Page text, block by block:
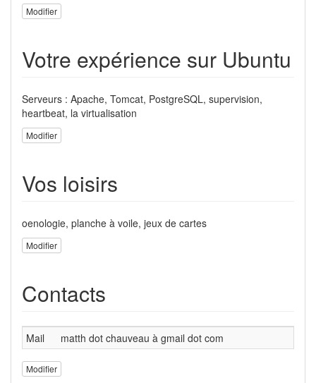
Modifier
Votre expérience sur Ubuntu
Serveurs : Apache, Tomcat, PostgreSQL, supervision,
heartbeat, la virtualisation
Modifier
Vos loisirs
oenologie, planche à voile, jeux de cartes
Modifier
Contacts
Mail matth dot chauveau à gmail dot com
Modifier